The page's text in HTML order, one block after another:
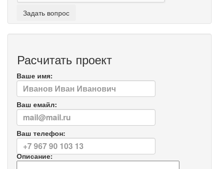
Расчитать проект
Ваше имя:
Ваш емайл:
Ваш телефон:
Описание: